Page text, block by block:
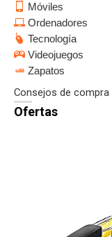
Móviles
Ordenadores
Tecnología
Videojuegos
Zapatos
Consejos de compra
Ofertas